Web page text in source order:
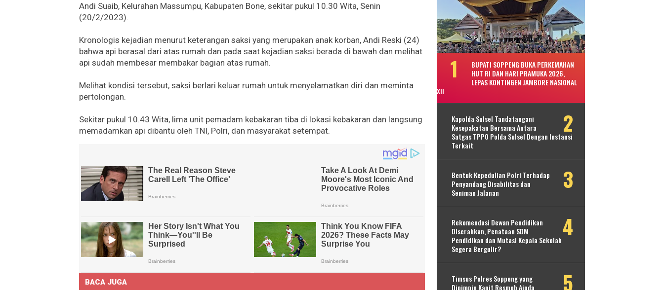
Andi Suaib, Kelurahan Massumpu, Kabupaten Bone, sekitar pukul 10.30 Wita, Senin
(20/2/2023).
Kronologis kejadian menurut keterangan saksi yang merupakan anak korban, Andi Reski (24)
bahwa api berasal dari atas rumah dan pada saat kejadian saksi berada di bawah dan melihat
api sudah membesar membakar bagian atas rumah.
Melihat kondisi tersebut, saksi berlari keluar rumah untuk menyelamatkan diri dan meminta
pertolongan.
Sekitar pukul 10.43 Wita, lima unit pemadam kebakaran tiba di lokasi kebakaran dan langsung
memadamkan api dibantu oleh TNI, Polri, dan masyarakat setempat.
BACA JUGA
BUPATI SOPPENG BUKA PERKEMAHAN
HUT RI DAN HARI PRAMUKA 2026,
LEPAS KONTINGEN JAMBORE NASIONAL
XII
Kapolda Sulsel Tandatangani
Kesepakatan Bersama Antara
Satgas TPPO Polda Sulsel Dengan Instansi
Terkait
Bentuk Kepedulian Polri Terhadap
Penyandang Disabilitas dan
Seniman Jalanan
Rekomendasi Dewan Pendidikan
Diserahkan, Penataan SDM
Pendidikan dan Mutasi Kepala Sekolah
Segera Bergulir?
Timsus Polres Soppeng yang
Dipimpin Kanit Resmob Aipda